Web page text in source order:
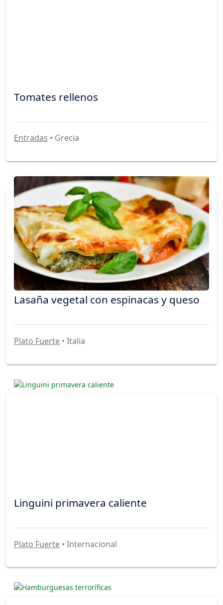
Tomates rellenos
Entradas • Grecia
Lasaña vegetal con espinacas y queso
Plato Fuerte • Italia
Linguini primavera caliente
Plato Fuerte • Internacional